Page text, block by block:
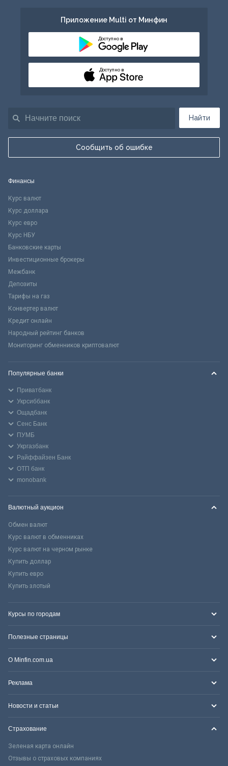
Найти
Сообщить об ошибке
Приложение Multi от Минфин
Доступно в
Доступно в
Финансы
Курс валют
Курс доллара
Курс евро
Курс НБУ
Банковские карты
Инвестиционные брокеры
Межбанк
Депозиты
Тарифы на газ
Конвертер валют
Кредит онлайн
Народный рейтинг банков
Мониторинг обменников криптовалют
Популярные банки
Приватбанк
Укрсиббанк
Ощадбанк
Сенс Банк
ПУМБ
Укргазбанк
Райффайзен Банк
ОТП банк
monobank
Валютный аукцион
Обмен валют
Курс валют в обменниках
Курс валют на черном рынке
Купить доллар
Купить евро
Купить злотый
Курсы по городам
Полезные страницы
О Minfin.com.ua
Реклама
Новости и статьи
Страхование
Зеленая карта онлайн
Отзывы о страховых компаниях